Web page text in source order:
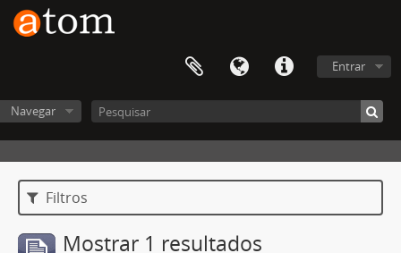
Entrar
Navegar
Filtros
Mostrar 1 resultados